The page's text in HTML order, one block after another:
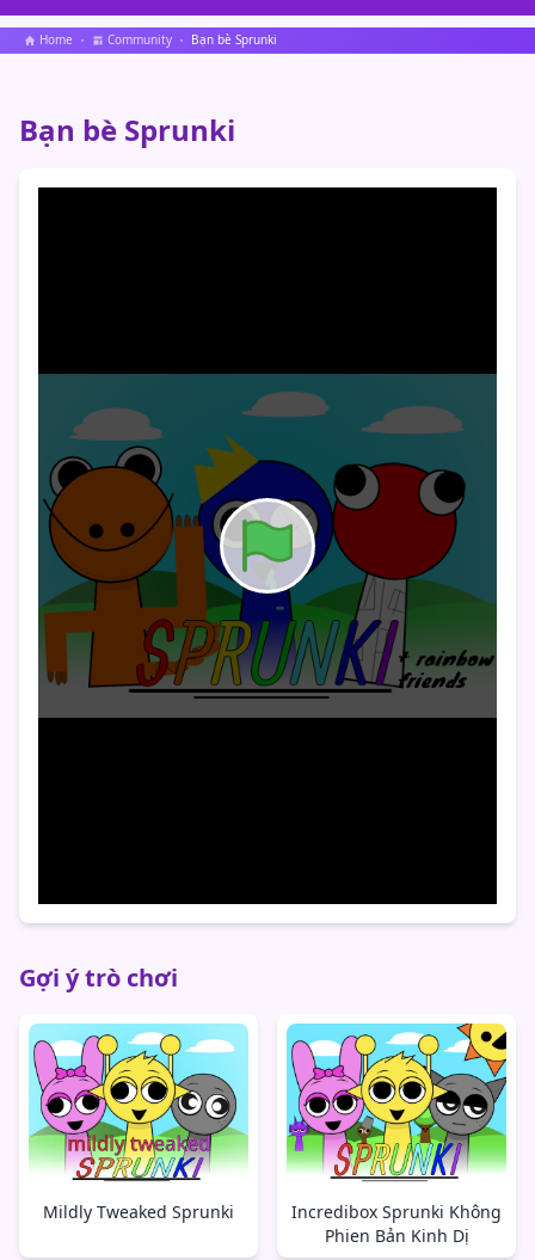
Home Community Bạn bè Sprunki
Bạn bè Sprunki
Gợi ý trò chơi
Mildly Tweaked Sprunki
Incredibox Sprunki Không
Phien Bản Kinh Dị